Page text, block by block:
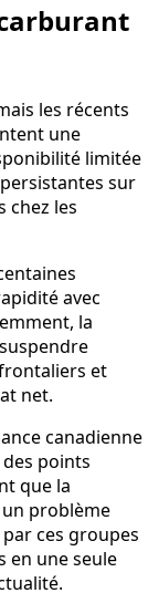
les récents
une
limitée
sur
chez les
avec
la
et
net.
canadienne
points
que la
problème
ces groupes
en une seule